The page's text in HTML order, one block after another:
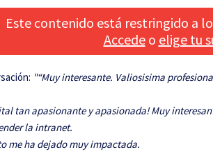
Este contenido está restringido a
Accedeo elige tu
"“Muy interesante. Valiosisima
tan apasionante y apasionada! Muy
la intranet.
me ha dejado muy impactada.